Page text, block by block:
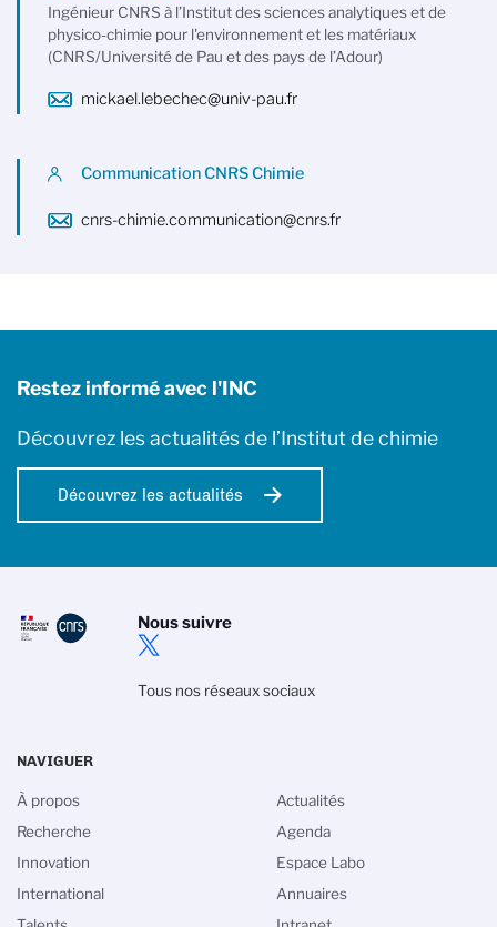
Ingénieur CNRS à l’Institut des sciences analytiques et de
physico-chimie pour l'environnement et les matériaux
(CNRS/Université de Pau et des pays de l’Adour)
mickael.lebechec@univ-pau.fr
Communication CNRS Chimie
cnrs-chimie.communication@cnrs.fr
Restez informé avec l'INC
Découvrez les actualités de l’Institut de chimie
Découvrez les actualités
Nous suivre
Tous nos réseaux sociaux
NAVIGUER
À propos
Recherche
Innovation
International
Actualités
Agenda
Espace Labo
Annuaires